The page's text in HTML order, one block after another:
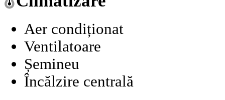
Aer condiționat
Ventilatoare
Șemineu
Încălzire centrală